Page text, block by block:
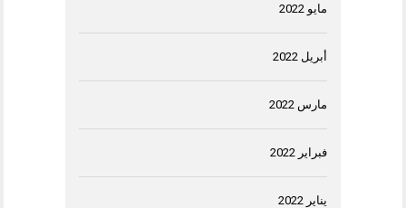
مايو 2022
أبريل 2022
مارس 2022
فبراير 2022
يناير 2022